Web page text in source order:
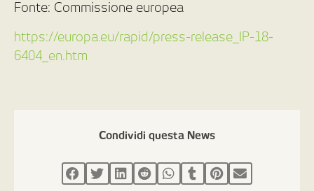
Fonte: Commissione europea
https://europa.eu/rapid/press-release_IP-18-
6404_en.htm
Condividi questa News